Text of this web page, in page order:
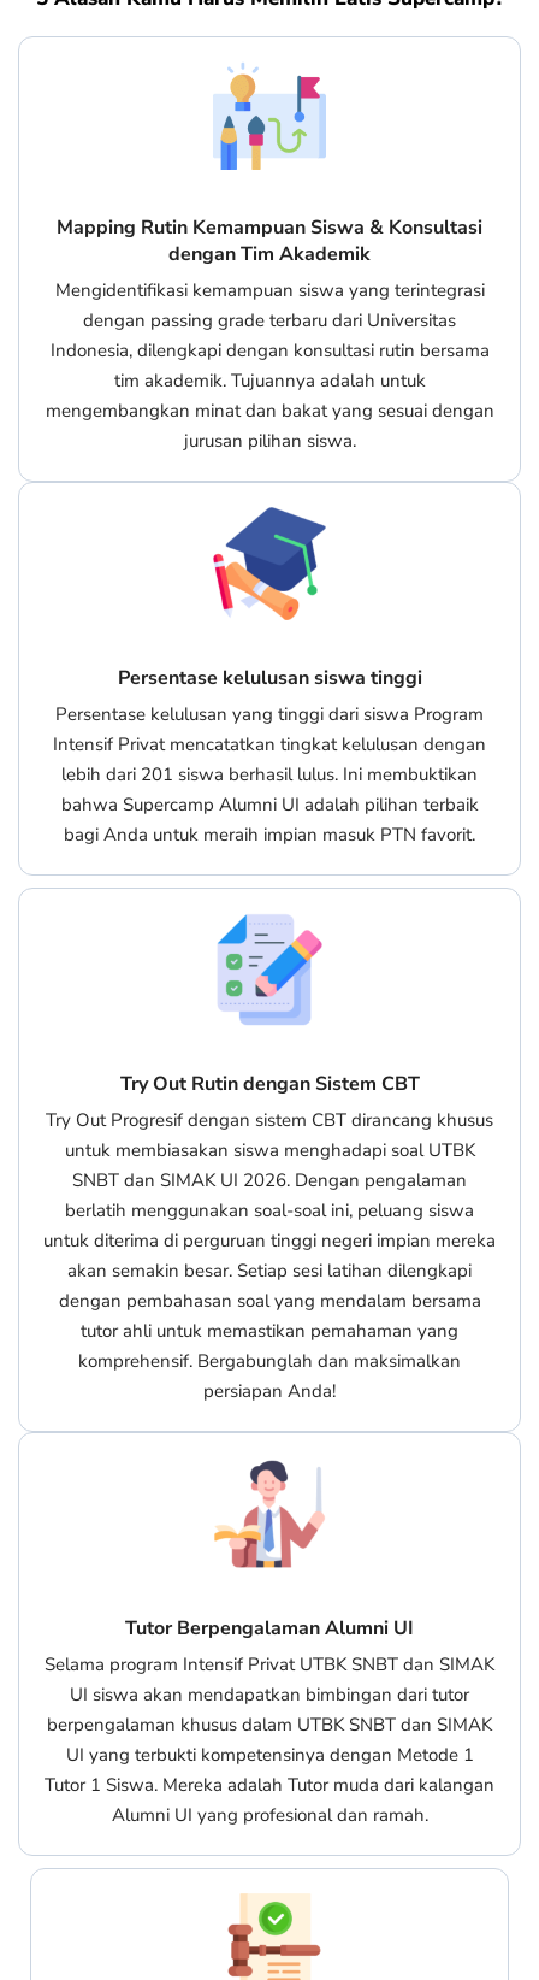
Mapping Rutin Kemampuan Siswa & Konsultasi
dengan Tim Akademik
Mengidentifikasi kemampuan siswa yang terintegrasi
dengan passing grade terbaru dari Universitas
Indonesia, dilengkapi dengan konsultasi rutin bersama
tim akademik. Tujuannya adalah untuk
mengembangkan minat dan bakat yang sesuai dengan
jurusan pilihan siswa.
Persentase kelulusan siswa tinggi
Persentase kelulusan yang tinggi dari siswa Program
Intensif Privat mencatatkan tingkat kelulusan dengan
lebih dari 201 siswa berhasil lulus. Ini membuktikan
bahwa Supercamp Alumni UI adalah pilihan terbaik
bagi Anda untuk meraih impian masuk PTN favorit.
Try Out Rutin dengan Sistem CBT
Try Out Progresif dengan sistem CBT dirancang khusus
untuk membiasakan siswa menghadapi soal UTBK
SNBT dan SIMAK UI 2026. Dengan pengalaman
berlatih menggunakan soal-soal ini, peluang siswa
untuk diterima di perguruan tinggi negeri impian mereka
akan semakin besar. Setiap sesi latihan dilengkapi
dengan pembahasan soal yang mendalam bersama
tutor ahli untuk memastikan pemahaman yang
komprehensif. Bergabunglah dan maksimalkan
persiapan Anda!
Tutor Berpengalaman Alumni UI
Selama program Intensif Privat UTBK SNBT dan SIMAK
UI siswa akan mendapatkan bimbingan dari tutor
berpengalaman khusus dalam UTBK SNBT dan SIMAK
UI yang terbukti kompetensinya dengan Metode 1
Tutor 1 Siswa. Mereka adalah Tutor muda dari kalangan
Alumni UI yang profesional dan ramah.